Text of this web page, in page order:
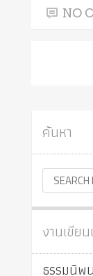
NO
ค้นหา
งานเขีย
ธรรมนิพ